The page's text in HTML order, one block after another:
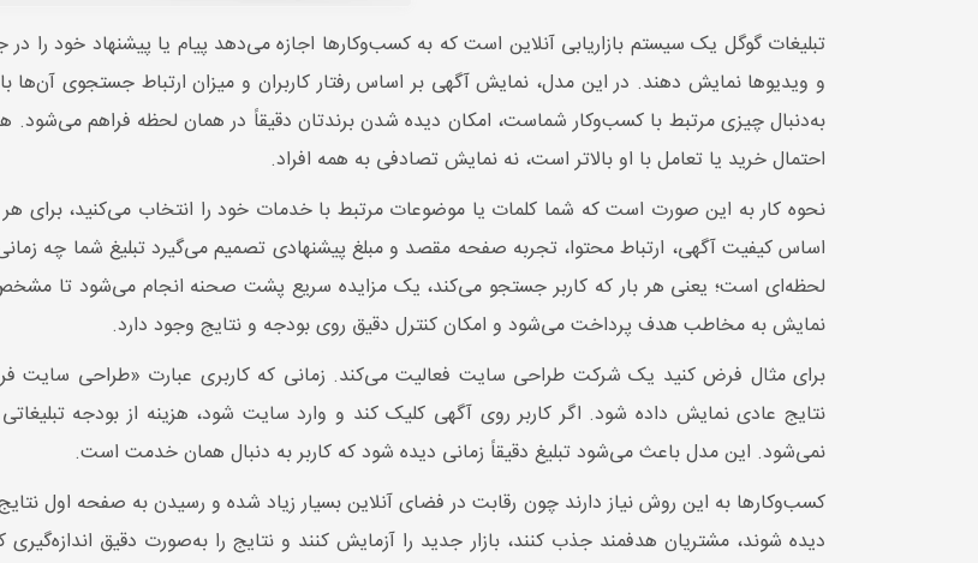
تبلیغات گوگل یک سیستم بازاریابی آنلاین است که به کسب‌وکارها اجازه می‌دهد پیام یا پیشنهاد خود
و ویدیوها نمایش دهند. در این مدل، نمایش آگهی بر اساس رفتار کاربران و میزان ارتباط جستجوی
به‌دنبال چیزی مرتبط با کسب‌وکار شماست، امکان دیده شدن برندتان دقیقاً در همان لحظه فراهم
احتمال خرید یا تعامل با او بالاتر است، نه نمایش تصادفی به همه افراد.
نحوه کار به این صورت است که شما کلمات یا موضوعات مرتبط با خدمات خود را انتخاب می‌کنید،
اساس کیفیت آگهی، ارتباط محتوا، تجربه صفحه مقصد و مبلغ پیشنهادی تصمیم می‌گیرد تبلیغ شما چه
لحظه‌ای است؛ یعنی هر بار که کاربر جستجو می‌کند، یک مزایده سریع پشت صحنه انجام می‌شود تا
نمایش به مخاطب هدف پرداخت می‌شود و امکان کنترل دقیق روی بودجه و نتایج وجود دارد.
برای مثال فرض کنید یک شرکت طراحی سایت فعالیت می‌کند. زمانی که کاربری عبارت «طراحی سایت
نتایج عادی نمایش داده شود. اگر کاربر روی آگهی کلیک کند و وارد سایت شود، هزینه از بودجه
نمی‌شود. این مدل باعث می‌شود تبلیغ دقیقاً زمانی دیده شود که کاربر به دنبال همان خدمت است.
کسب‌وکارها به این روش نیاز دارند چون رقابت در فضای آنلاین بسیار زیاد شده و رسیدن به صفحه اول
دیده شوند، مشتریان هدفمند جذب کنند، بازار جدید را آزمایش کنند و نتایج را به‌صورت دقیق اندازه‌گیری